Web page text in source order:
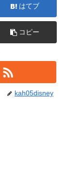
はてブ
コピー
kah05disney